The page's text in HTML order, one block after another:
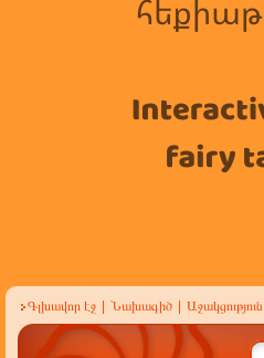
Գլխավոր էջ Նախագիծ Աջակցություն